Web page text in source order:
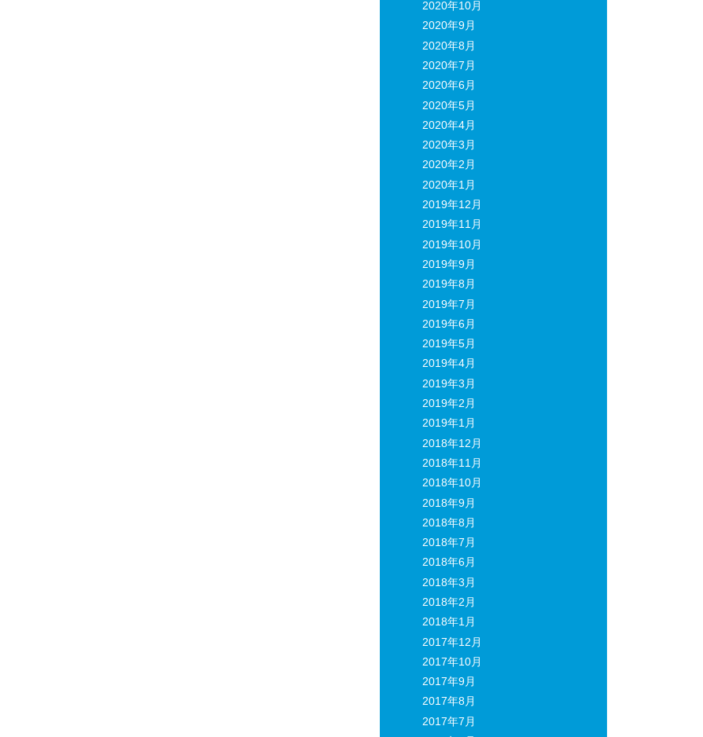
2020年10月
2020年9月
2020年8月
2020年7月
2020年6月
2020年5月
2020年4月
2020年3月
2020年2月
2020年1月
2019年12月
2019年11月
2019年10月
2019年9月
2019年8月
2019年7月
2019年6月
2019年5月
2019年4月
2019年3月
2019年2月
2019年1月
2018年12月
2018年11月
2018年10月
2018年9月
2018年8月
2018年7月
2018年6月
2018年3月
2018年2月
2018年1月
2017年12月
2017年10月
2017年9月
2017年8月
2017年7月